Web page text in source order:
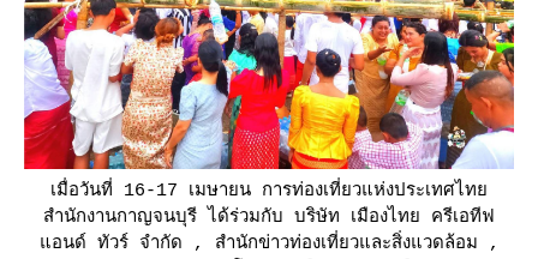
เมื่อวันที่ 16-17 เมษายน การท่องเที่ยวแห่งประเทศไท
สำนักงานกาญจนบุรี ได้ร่วมกับ บริษัท เมืองไทย ครีเอทีฟ
อนด์ ทัวร์ จำกัด , สำนักข่าวท่องเที่ยวและสิ่งแวดล้อม ,